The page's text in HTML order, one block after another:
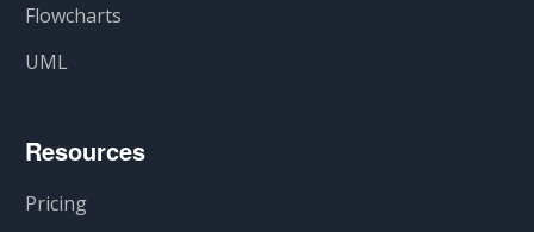
Flowcharts
UML
Resources
Pricing